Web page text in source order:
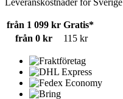
från 1 099 kr Gratis*
från 0 kr
115 kr